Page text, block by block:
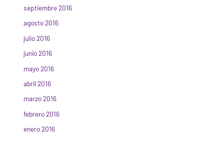
septiembre 2016
agosto 2016
julio 2016
junio 2016
mayo 2016
abril 2016
marzo 2016
febrero 2016
enero 2016